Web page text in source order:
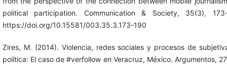
political participation. Communication & Society, 35(3),
https://doi.org/10.15581/003.35.3.173-190
Zires, M. (2014). Violencia, redes sociales y procesos de
política: El caso de #verfollow en Veracruz, México. Argumentos,